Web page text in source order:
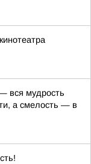
вся мудрость
а смелость — в